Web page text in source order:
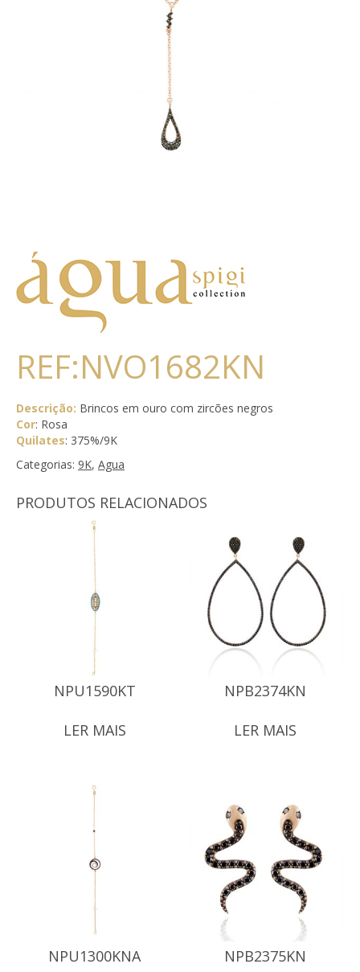
REF:NVO1682KN
Descrição: Brincos em ouro com zircões negros
Cor: Rosa
Quilates: 375%/9K
Categorias: 9K, Agua
PRODUTOS RELACIONADOS
NPU1590KT
LER MAIS
NPB2374KN
LER MAIS
NPU1300KNA NPB2375KN